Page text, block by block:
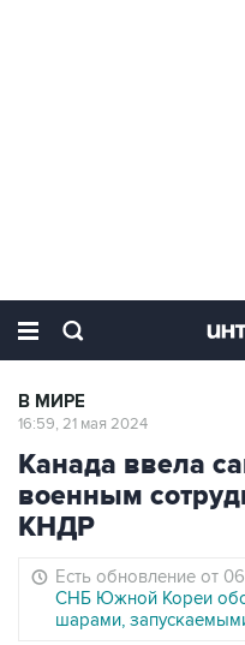
В МИРЕ
16:59, 21 мая 2024
Канада ввела
военным
КНДР
Есть обновление от
СНБ Южной Кореи
шарами,